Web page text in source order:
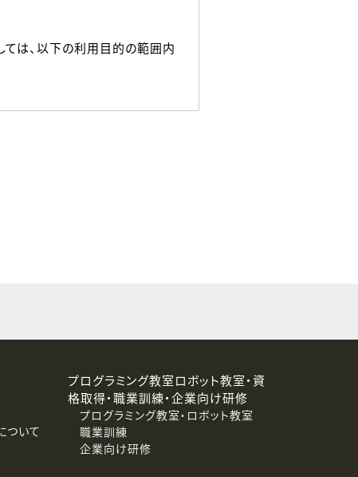
ては、以下の利用目的の範囲内
および第三者への提供停止）
ついて
プログラミング教室ロボット教室・資
格取得・職業訓練・企業向け研修
プログラミング教室・ロボット教室
職業訓練
企業向け研修